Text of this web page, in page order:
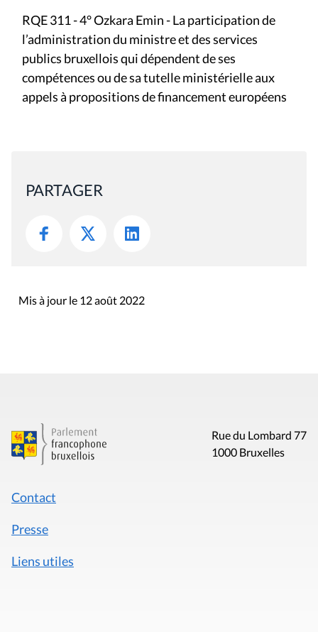
RQE 311 - 4° Ozkara Emin - La participation de
l’administration du ministre et des services
publics bruxellois qui dépendent de ses
compétences ou de sa tutelle ministérielle aux
appels à propositions de financement européens
PARTAGER
Mis à jour le 12 août 2022
Rue du Lombard 77
1000 Bruxelles
Contact
Presse
Liens utiles